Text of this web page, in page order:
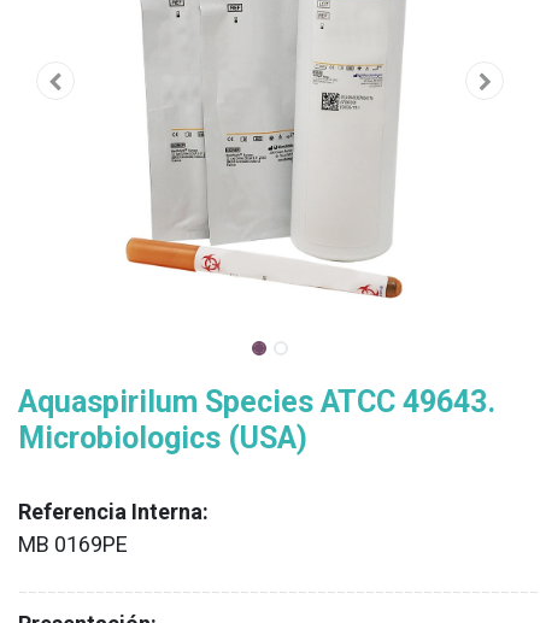
Aquaspirilum Species ATCC 49643.
Microbiologics (USA)
Referencia Interna:
MB 0169PE